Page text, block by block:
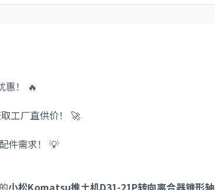
惠！ 🔥
工厂直供价！ 🚀
件需求！ 💡
小松Komatsu推土机D31-21P转向离合器锥形轴